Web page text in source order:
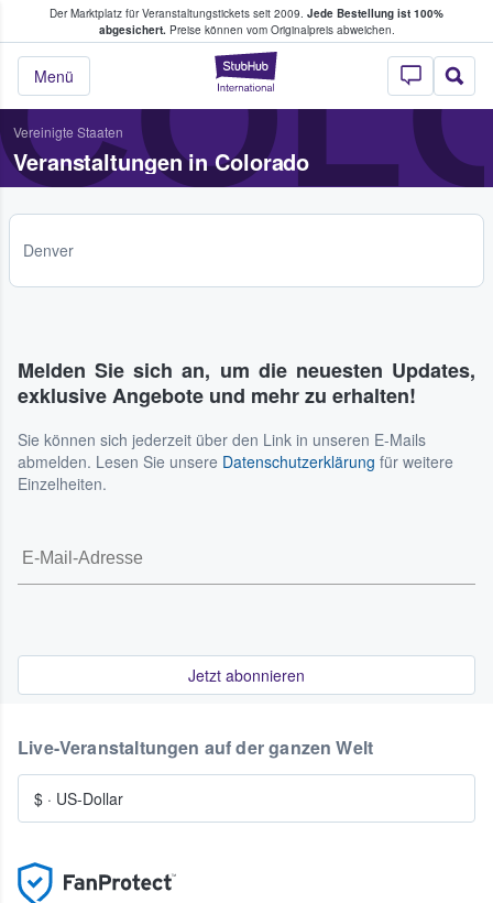
Der Marktplatz für Veranstaltungstickets seit 2009. Jede Bestellung ist 100%
abgesichert.Preise können vom Originalpreis abweichen.
StubHub - Wo
Menü
Tickets kaufen & verkaufen
Vereinigte Staaten
Veranstaltungen in Colorado
Denver
Melden Sie sich an, um die neuesten Updates,
exklusive Angebote und mehr zu erhalten!
Sie können sich jederzeit über den Link in unseren E-Mails
abmelden. Lesen Sie unsere Datenschutzerklärung für weitere
Einzelheiten.
Jetzt abonnieren
Live-Veranstaltungen auf der ganzen Welt
$ · US-Dollar